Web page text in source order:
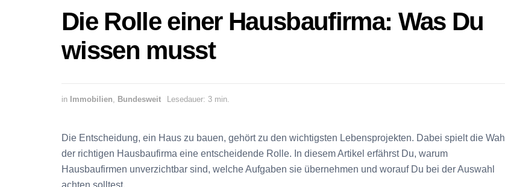
Die Rolle einer Hausbaufirma: Was Du
wissen musst
in Immobilien, Bundesweit Lesedauer: 3 min.
Die Entscheidung, ein Haus zu bauen, gehört zu den wichtigsten Lebensprojekten. Dabei spielt die Wahl
der richtigen Hausbaufirma eine entscheidende Rolle. In diesem Artikel erfährst Du, warum
Hausbaufirmen unverzichtbar sind, welche Aufgaben sie übernehmen und worauf Du bei der Auswahl
achten solltest.